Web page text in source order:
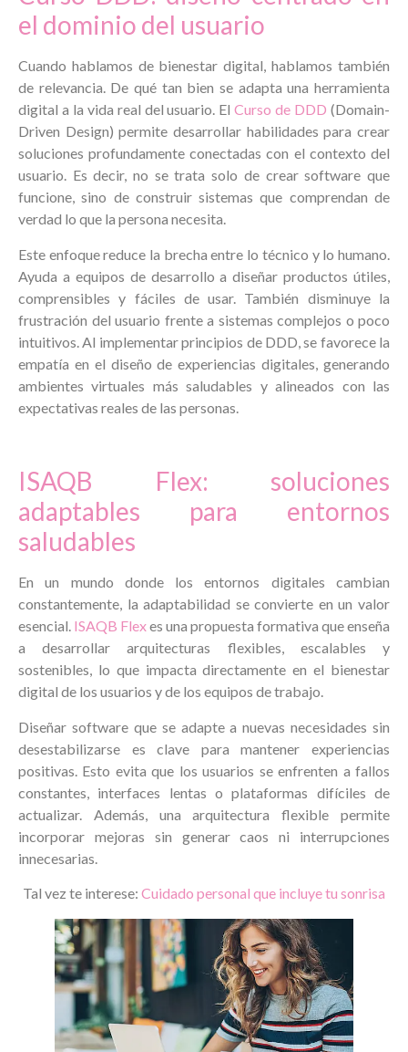
el dominio del usuario
Cuando hablamos de bienestar digital, hablamos también
de relevancia. De qué tan bien se adapta una herramienta
digital a la vida real del usuario. ElCurso de DDD (Domain-
Driven Design) permite desarrollar habilidades para crear
soluciones profundamente conectadas con el contexto del
usuario. Es decir, no se trata solo de crear software que
funcione, sino de construir sistemas que comprendan de
verdad lo que la persona necesita.
Este enfoque reduce la brecha entre lo técnico y lo humano.
Ayuda a equipos de desarrollo a diseñar productos útiles,
comprensibles y fáciles de usar. También disminuye la
frustración del usuario frente a sistemas complejos o poco
intuitivos. Al implementar principios de DDD, se favorece la
empatía en el diseño de experiencias digitales, generando
ambientes virtuales más saludables y alineados con las
expectativas reales de las personas.
ISAQB Flex: soluciones
adaptables para entornos
saludables
En un mundo donde los entornos digitales cambian
constantemente, la adaptabilidad se convierte en un valor
esencial. ISAQB Flexes una propuesta formativa que enseña
a desarrollar arquitecturas flexibles, escalables y
sostenibles, lo que impacta directamente en el bienestar
digital de los usuarios y de los equipos de trabajo.
Diseñar software que se adapte a nuevas necesidades sin
desestabilizarse es clave para mantener experiencias
positivas. Esto evita que los usuarios se enfrenten a fallos
constantes, interfaces lentas o plataformas difíciles de
actualizar. Además, una arquitectura flexible permite
incorporar mejoras sin generar caos ni interrupciones
innecesarias.
Tal vez te interese: Cuidado personal que incluye tu sonrisa